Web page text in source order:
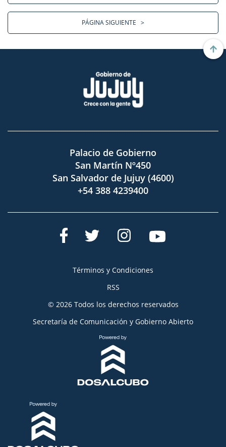
PÁGINA SIGUIENTE >
Palacio de Gobierno
San Martín Nº450
San Salvador de Jujuy (4600)
+54 388 4239400
Términos y Condiciones
RSS
© 2026 Todos los derechos reservados
Secretaría de Comunicación y Gobierno Abierto